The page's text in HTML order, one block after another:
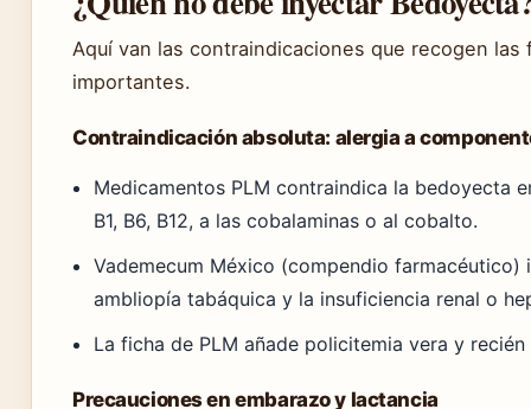
Aquí van las contraindicaciones que recogen
importantes.
Contraindicación absoluta: alergia a
Medicamentos PLM contraindica la bedoyecta
B1, B6, B12, a las cobalaminas o al cobalto.
Vademecum México (compendio farmacéutico)
ambliopía tabáquica y la insuficiencia renal o
La ficha de PLM añade policitemia vera y
Precauciones en embarazo y lactancia